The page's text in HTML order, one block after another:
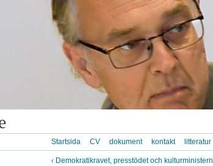
Startsida CV dokument kontakt litteratur
‹ Demokratikravet, presstödet och kulturministern